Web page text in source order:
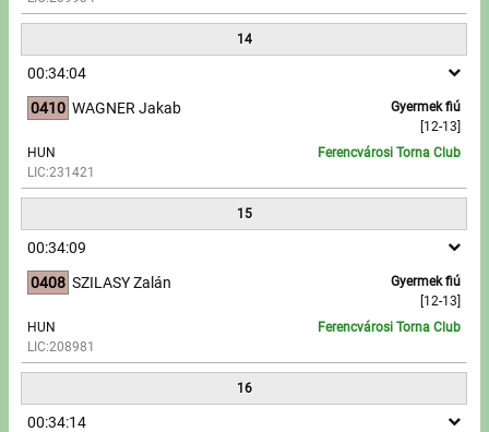
14
00:34:04
0410
Gyermek fiú
[12-13]
WAGNER Jakab
HUN
LIC:231421
Ferencvárosi Torna Club
15
00:34:09
0408
Gyermek fiú
[12-13]
SZILASY Zalán
HUN
LIC:208981
Ferencvárosi Torna Club
16
00:34:14